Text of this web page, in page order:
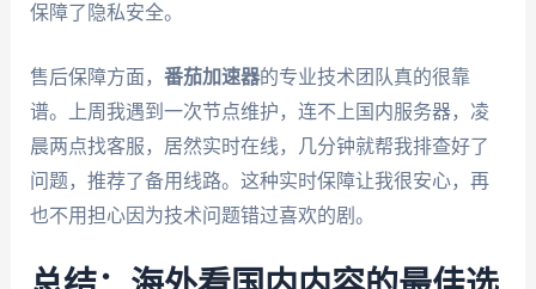
保障了隐私安全。
售后保障方面， 番茄加速器的专业技术团队真的很靠
谱。上周我遇到一次节点维护，连不上国内服务器，凌
晨两点找客服，居然实时在线，几分钟就帮我排查好了
问题，推荐了备用线路。这种实时保障让我很安心，再
也不用担心因为技术问题错过喜欢的剧。